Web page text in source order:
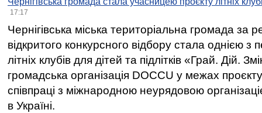
17:17
Чернігівська міська територіальна громада за
відкритого конкурсного відбору стала однією
літніх клубів для дітей та підлітків «Грай. Дій.
громадська організація DOCCU у межах
співпраці з міжнародною неурядовою
в Україні.